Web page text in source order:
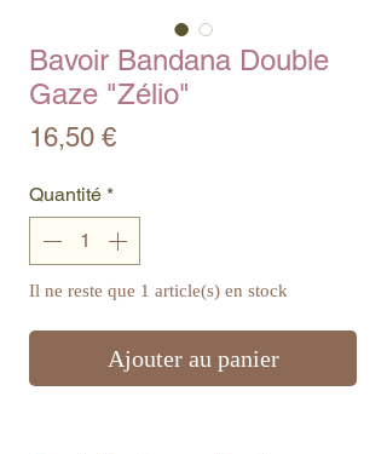
Bavoir Bandana Double
Gaze "Zélio"
16,50 €Prix
Quantité *
Il ne reste que 1 article(s) en stock
Ajouter au panier